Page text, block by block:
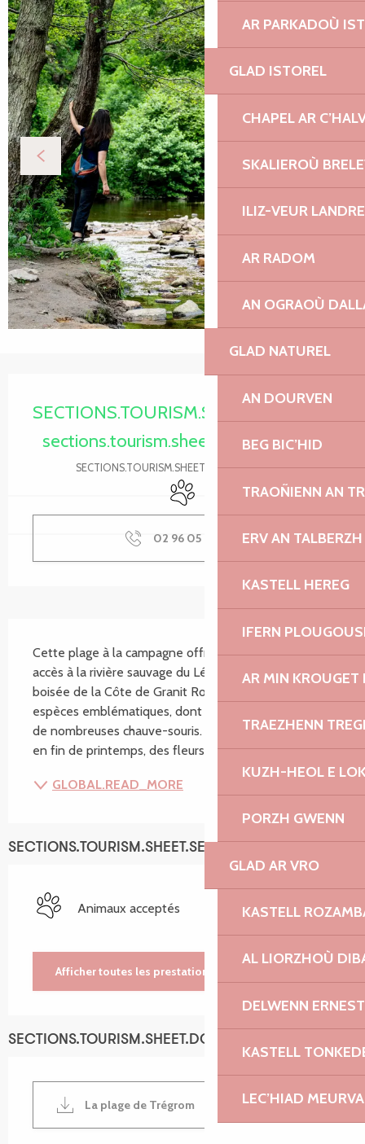
AR PARKADOÙ
GLAD ISTOREL
CHAPEL AR
SKALIEROÙ
ILIZ-VEUR
AR RADOM
AN OGRAOÙ
GLAD NATUREL
AN DOURVEN
BEG BIC’HID
TRAOÑIENN AN
ERV AN TALBERZH
KASTELL HEREG
IFERN
AR MIN KROUGET
TRAEZHENN
KUZH-HEOL E
PORZH GWENN
GLAD AR VRO
KASTELL
AL LIORZHOÙ
DELWENN
KASTELL
LEC’HIAD
sections.tourism.sheet.periods.today
SECTIONS.TOURISM.SHEET.PERIODS.DETAILS
Animaux acceptés
02 96 05 60
SECTIONS.TOURISM.SHEET.DESCRIPTION
Cette plage à la campagne offre un des plus facile
accès à la rivière sauvage du Léguer. Cette vallée
boisée de la Côte de Granit Rose héberge des
espèces emblématiques, dont la Loutre d’Europe et
de nombreuses chauve-souris. Ses eaux se couvrent,
en fin de printemps, des fleurs blanches de la...
GLOBAL.READ_MORE
SECTIONS.TOURISM.SHEET.SERVICES
Animaux acceptés
Afficher toutes les prestations
SECTIONS.TOURISM.SHEET.DOCUMENTATION
La plage de Trégrom